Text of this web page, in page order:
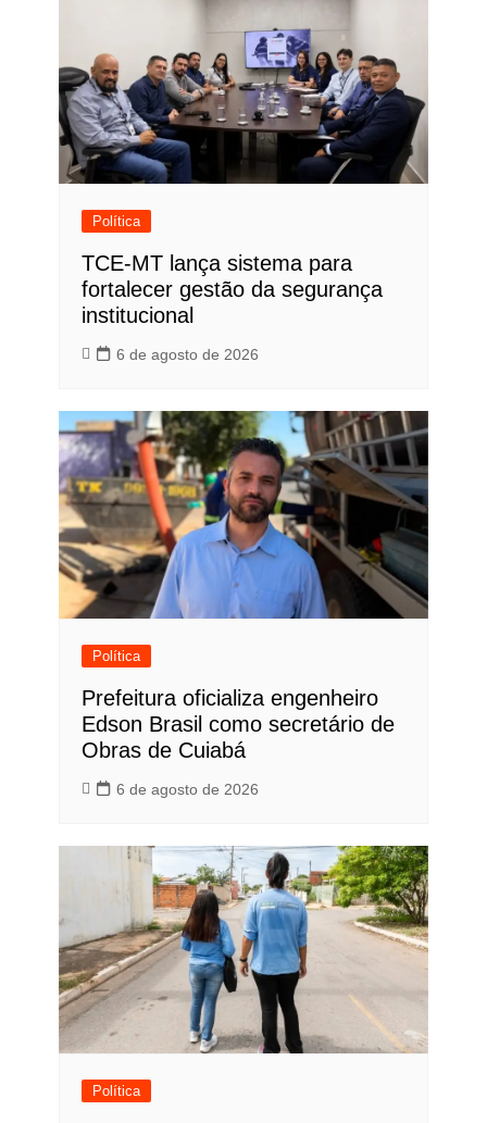
Política
TCE-MT lança sistema para
fortalecer gestão da segurança
institucional
6 de agosto de 2026
Política
Prefeitura oficializa engenheiro
Edson Brasil como secretário de
Obras de Cuiabá
6 de agosto de 2026
Política